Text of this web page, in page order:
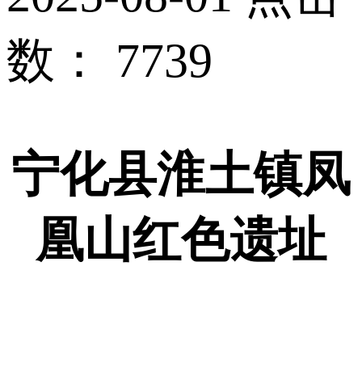
数：
7739
宁化县淮土镇凤
凰山红色遗址